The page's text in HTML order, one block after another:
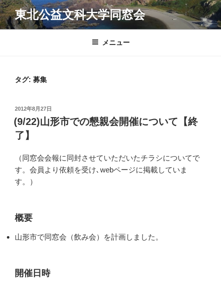
コ
ン
テ
東北公益文科大学同窓会
メニュー
タグ: 募集
投
稿
日:
2012年8月27日
(9/22)山形市での懇親会開催について【終
了】
（同窓会会報に同封させていただいたチラシについてで
す。会員より依頼を受け､webページに掲載していま
す。）
概要
山形市で同窓会（飲み会）を計画しました。
開催日時